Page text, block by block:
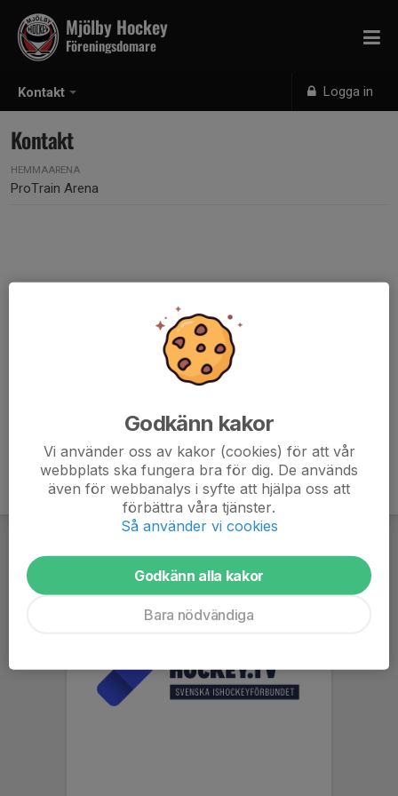
Kontakt Logga in
Mjölby Hockey
Föreningsdomare
Kontakt
HEMMAARENA
ProTrain Arena
Godkänn kakor
Vi använder oss av kakor (cookies) för att vår
webbplats ska fungera bra för dig. De används
även för webbanalys i syfte att hjälpa oss att
förbättra våra tjänster.
Så använder vi cookies
Godkänn alla kakor
Bara nödvändiga